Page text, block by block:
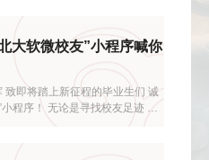
兴经济开发区管委会、中国互联
大软微校友”小程序喊你
程序！ 无论是寻找校友足迹 还
最新新闻资讯 ............ 在这里 专
查收这份使用指南吧！